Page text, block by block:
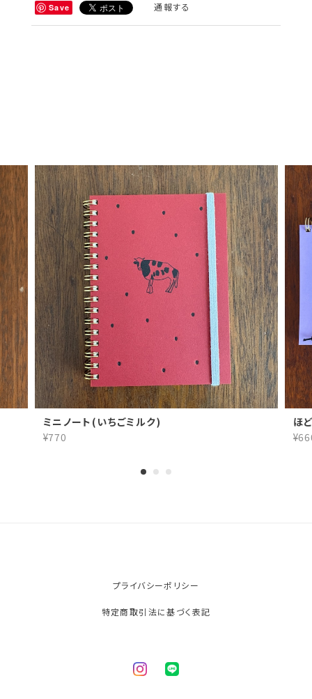
Save 通報する
ミニノート(いちごミルク)
¥770
ほ
プライバシーポリシー
特定商取引法に基づく表記